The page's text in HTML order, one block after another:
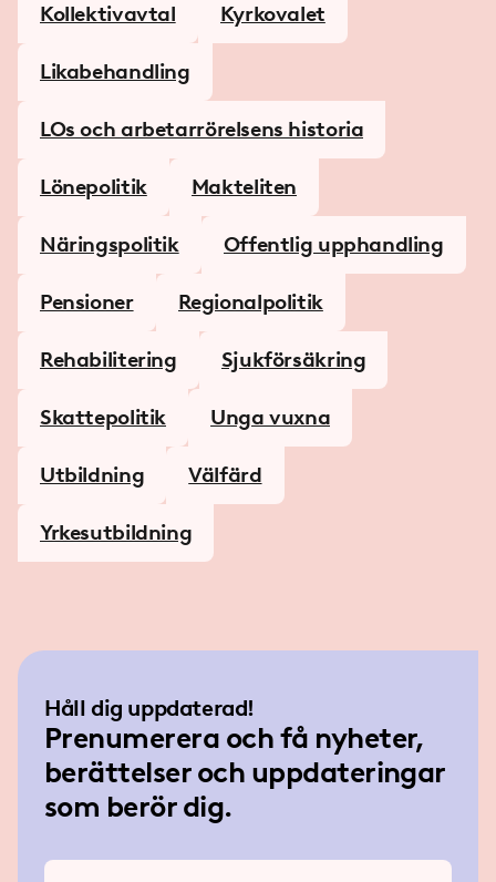
Kollektivavtal Kyrkovalet
Likabehandling
LOs och arbetarrörelsens historia
Lönepolitik Makteliten
Näringspolitik Offentlig upphandling
Pensioner Regionalpolitik
Rehabilitering Sjukförsäkring
Skattepolitik Unga vuxna
Utbildning Välfärd
Yrkesutbildning
Håll dig uppdaterad!
Prenumerera och få nyheter,
berättelser och uppdateringar
som berör dig.
Ange din e-postadress